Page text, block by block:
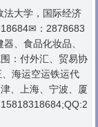
法大学，国际经济
：2878683
、食品化妆品、
：付外汇、贸易协
海运空运铁运代
、上海、宁波、厦